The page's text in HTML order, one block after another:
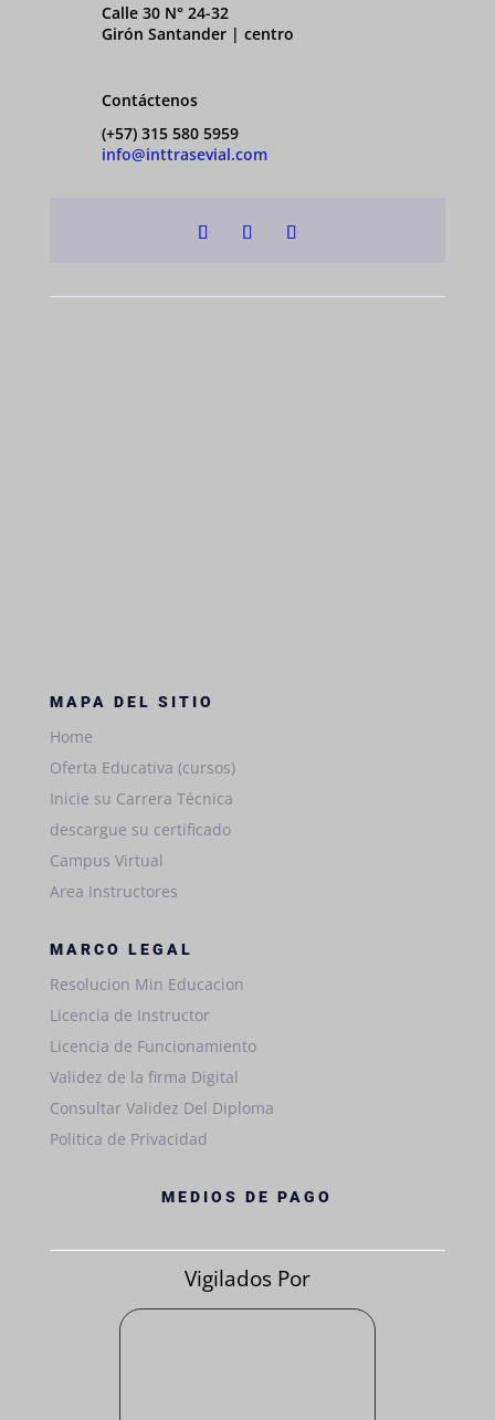
Calle 30 N° 24-32
Girón Santander | centro
Contáctenos
(+57) 315 580 5959
info@inttrasevial.com
MAPA DEL SITIO
Home
Oferta Educativa (cursos)
Inicie su Carrera Técnica
descargue su certificado
Campus Virtual
Area Instructores
MARCO LEGAL
Resolucion Min Educacion
Licencia de Instructor
Licencia de Funcionamiento
Validez de la firma Digital
Consultar Validez Del Diploma
Politica de Privacidad
MEDIOS DE PAGO
Vigilados Por